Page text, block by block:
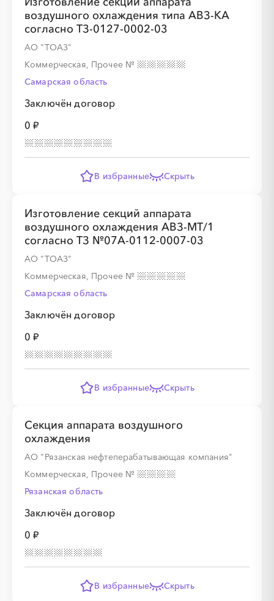
воздушного охлаждения типа АВЗ-КА
согласно ТЗ-0127-0002-03
АО "ТОАЗ"
Коммерческая, Прочее №
Самарская область
Заключён договор
0 ₽
В избранные Скрыть
Изготовление секций аппарата
воздушного охлаждения АВЗ-МТ/1
согласно ТЗ №07А-0112-0007-03
АО "ТОАЗ"
Коммерческая, Прочее №
Самарская область
Заключён договор
0 ₽
В избранные Скрыть
Секция аппарата воздушного
охлаждения
АО "Рязанская нефтеперабатывающая компания"
Коммерческая, Прочее №
Рязанская область
Заключён договор
0 ₽
В избранные Скрыть
░░░ ░ ░
░
░
░
░
░
░
░
░░░░
░
░
░
░
░
░
░
░
░
░
░
░